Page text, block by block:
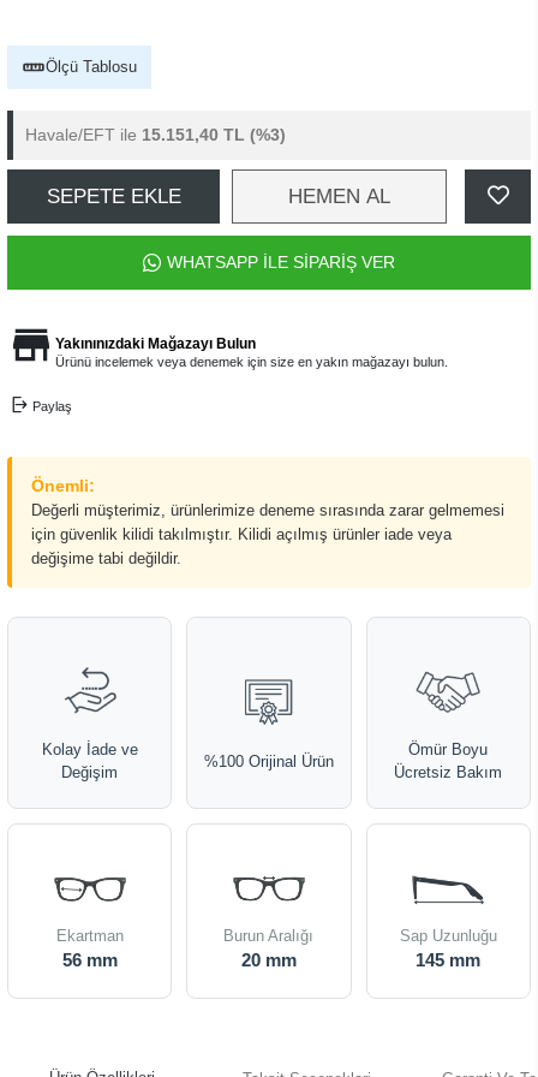
Ölçü Tablosu
Havale/EFT ile 15.151,40 TL (%3)
SEPETE EKLE HEMEN AL
WHATSAPP İLE SİPARİŞ VER
Yakınınızdaki Mağazayı Bulun
Ürünü incelemek veya denemek için size en yakın mağazayı bulun.
Paylaş
Önemli:
Değerli müşterimiz, ürünlerimize deneme sırasında zarar gelmemesi
için güvenlik kilidi takılmıştır. Kilidi açılmış ürünler iade veya
değişime tabi değildir.
Kolay İade ve
Değişim
%100 Orijinal Ürün
Ömür Boyu
Ücretsiz Bakım
Ekartman
56 mm
Burun Aralığı
20 mm
Sap Uzunluğu
145 mm